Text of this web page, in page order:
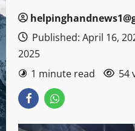
Published: April 16,
2025
1 minute read
54